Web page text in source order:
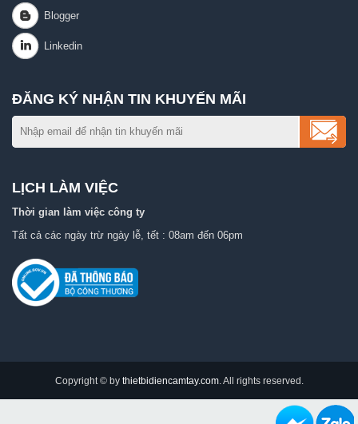
ĐĂNG KÝ NHẬN TIN KHUYẾN MÃI
LỊCH LÀM VIỆC
Thời gian làm việc công ty
Tất cả các ngày trừ ngày lễ, tết : 08am đến 06pm
Copyright © by thietbidiencamtay.com. All rights reserved.